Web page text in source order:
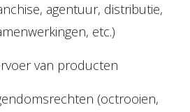
agentuur, distributie,
etc.)
van producten
(octrooien,